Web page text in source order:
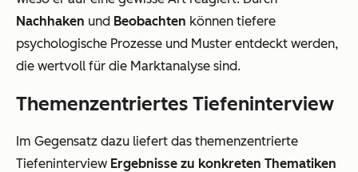
Nachhaken und Beobachten können tiefere
psychologische Prozesse und Muster entdeckt werden,
die wertvoll für die Marktanalyse sind.
Themenzentriertes Tiefeninterview
Im Gegensatz dazu liefert das themenzentrierte
Tiefeninterview Ergebnisse zu konkreten Thematiken